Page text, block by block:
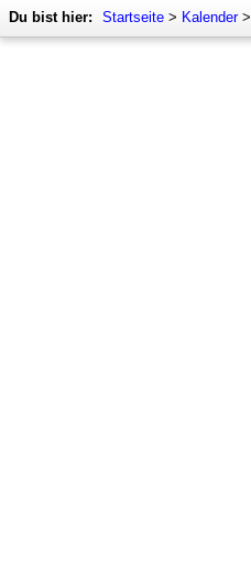
Du bist hier: Startseite > Kalender>